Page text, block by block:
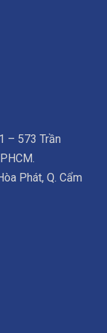
– 573 Trần
Phát, Q. Cẩm